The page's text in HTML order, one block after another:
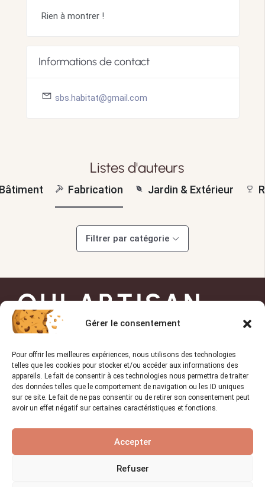
Gérer le consentement
Pour offrir les meilleures expériences, nous utilisons des technologies
telles que les cookies pour stocker et/ou accéder aux informations des
appareils. Le fait de consentir à ces technologies nous permettra de traiter
des données telles que le comportement de navigation ou les ID uniques
sur ce site. Le fait de ne pas consentir ou de retirer son consentement peut
avoir un effet négatif sur certaines caractéristiques et fonctions.
Accepter
Refuser
Rien à montrer !
Informations de contact
sbs.habitat@gmail.com
Listes d'auteurs
Fabrication Jardin & Extérieur
Filtrer par catégorie
OUI ARTISAN
Trouvez l’artisan de
confiance pour vos projets !
TROUVER UN PRO